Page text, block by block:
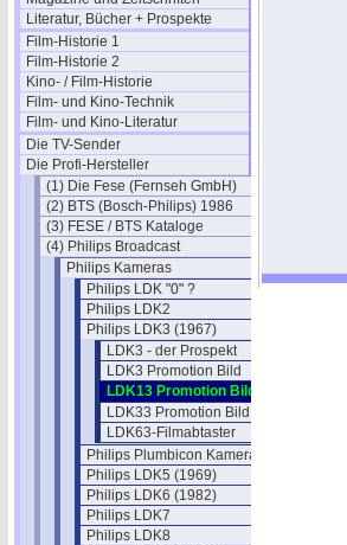
Literatur, Bücher + Prospekte
Film-Historie 1
Film-Historie 2
Kino- / Film-Historie
Film- und Kino-Technik
Film- und Kino-Literatur
Die TV-Sender
Die Profi-Hersteller
(1) Die Fese (Fernseh GmbH)
(2) BTS (Bosch-Philips) 1986
(3) FESE / BTS Kataloge
(4) Philips Broadcast
Philips Kameras
Philips LDK "0" ?
Philips LDK2
Philips LDK3 (1967)
LDK3 - der Prospekt
LDK3 Promotion Bild
LDK13 Promotion Bild
LDK33 Promotion Bild
LDK63-Filmabtaster
Philips Plumbicon Kamera EL 8521
Philips LDK5 (1969)
Philips LDK6 (1982)
Philips LDK7
Philips LDK8